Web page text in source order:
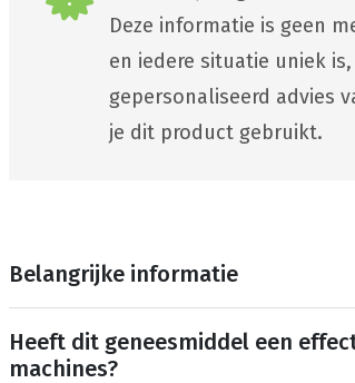
Deze informatie is geen
en iedere situatie uniek
gepersonaliseerd advies
je dit product gebruikt.
Belangrijke informatie
Heeft dit geneesmiddel een
machines?